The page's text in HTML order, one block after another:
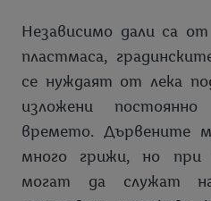
Независимо дали са
пластмаса,
се нуждаят от лека
изложени
времето. Дървените
много грижи, но при
могат да служат